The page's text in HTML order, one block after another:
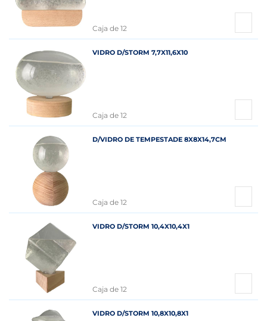
Caja de 12
VIDRO D/STORM 7,7X11,6X10
Caja de 12
D/VIDRO DE TEMPESTADE 8X8X14,7CM
Caja de 12
VIDRO D/STORM 10,4X10,4X1
Caja de 12
VIDRO D/STORM 10,8X10,8X1